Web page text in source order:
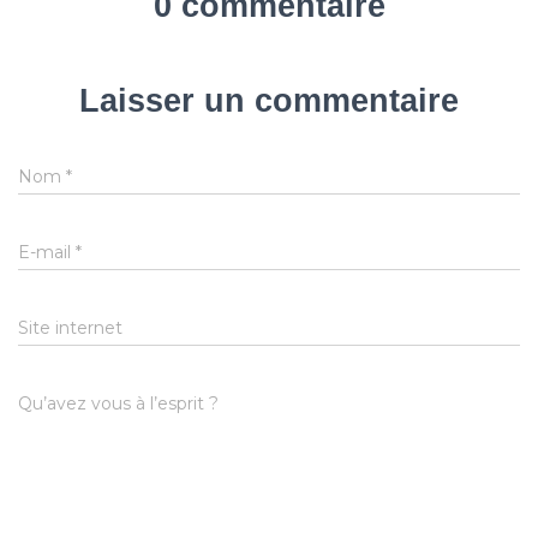
Laisser un commentaire
Nom *
E-mail *
Site internet
Qu’avez vous à l’esprit ?